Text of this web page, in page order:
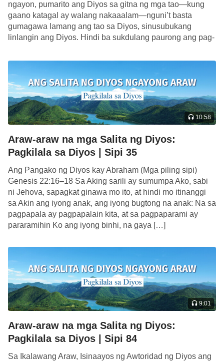
Kanyang tatlo’t kalahating taon ng ministeryo,
inakala ng mga tao na Siya ay lubhang
nangingibabaw, na Siya ay lalo pang higit-sa-
pagkatao ni Jesus ay nanatiling di-nagbabago bago
at pagkatapos Niyang simulan ang Kanyang
ministeryo; ang Kanyang pagkatao ay pareho
hanggang katapusan, ngunit dahil sa pagkakaiba
bago at pagkatapos Niyang simulan ang Kanyang
ministeryo, dalawang magkaibang pananaw ang
lumitaw tungkol sa Kanyang katawang-tao. Anuman
ang isipin ng mga tao, pinanatili ng Diyos na
nagkatawang-tao ang Kanyang orihinal at normal
na pagkatao sa buong panahon, sapagkat mula
nang magkatawang-tao ang Diyos, namuhay Siya
sa katawang-tao, ang katawang-taong may normal
ang normal na pagkatao ng Kanyang katawang-tao,
sapagkat ang pagkatao ang pangunahing
kakanyahan ng laman. Bago isinagawa ni Jesus
ang Kanyang ministeryo, nanatiling ganap na
normal ang Kanyang katawang-tao, na sumasali sa
lahat ng ordinaryong aktibidad ng tao; kahit
bahagya ay hindi Siya nagmukhang higit-sa-
ngayon, pumarito ang Diyos sa gitna ng mga tao—kung
gaano katagal ay walang nakaaalam—nguni’t basta
gumagawa lamang ang tao sa Diyos, sinusubukang
linlangin ang Diyos. Hindi ba sukdulang paurong ang pag-
10:58
Araw-araw na mga Salita ng Diyos:
Pagkilala sa Diyos | Sipi 35
Ang Pangako ng Diyos kay Abraham (Mga piling sipi)
Genesis 22:16–18 Sa Aking sarili ay sumumpa Ako, sabi
ni Jehova, sapagkat ginawa mo ito, at hindi mo itinanggi
sa Akin ang iyong anak, ang iyong bugtong na anak: Na sa
pagpapala ay pagpapalain kita, at sa pagpaparami ay
pararamihin Ko ang iyong binhi, na gaya […]
9:01
Araw-araw na mga Salita ng Diyos:
Pagkilala sa Diyos | Sipi 84
Sa Ikalawang Araw, Isinaayos ng Awtoridad ng Diyos ang